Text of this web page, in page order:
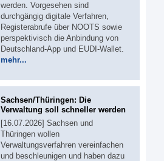
werden. Vorgesehen sind
durchgängig digitale Verfahren,
Registerabrufe über NOOTS sowie
perspektivisch die Anbindung von
Deutschland-App und EUDI-Wallet.
mehr...
Sachsen/Thüringen: Die
Verwaltung soll schneller werden
[16.07.2026] Sachsen und
Thüringen wollen
Verwaltungsverfahren vereinfachen
und beschleunigen und haben dazu